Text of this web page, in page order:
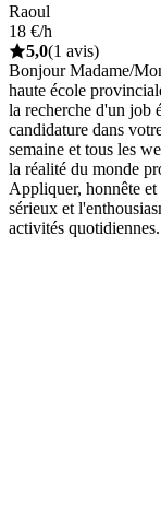
Raoul
18 €/h
5,0(1 avis)
Bonjour Madame/
haute école
la recherche d'un job
candidature dans
semaine et tous les
la réalité du monde
Appliquer, honnête
sérieux et
activités